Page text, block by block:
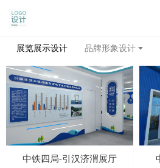
展览展示设计 品牌形象设计
中铁四局-引汉济渭展厅